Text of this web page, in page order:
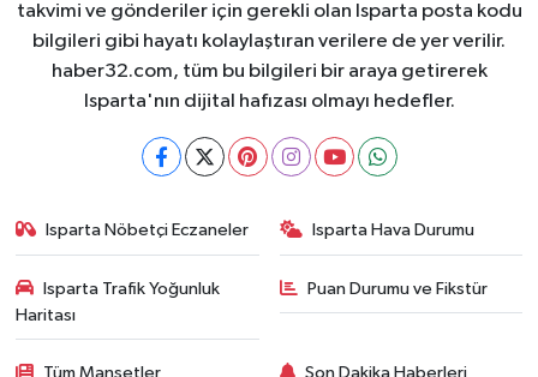
takvimi ve gönderiler için gerekli olan Isparta posta kodu
bilgileri gibi hayatı kolaylaştıran verilere de yer verilir.
haber32.com, tüm bu bilgileri bir araya getirerek
Isparta'nın dijital hafızası olmayı hedefler.
Isparta Nöbetçi Eczaneler Isparta Hava Durumu
Isparta Trafik Yoğunluk
Haritası
Puan Durumu ve Fikstür
Tüm Manşetler Son Dakika Haberleri